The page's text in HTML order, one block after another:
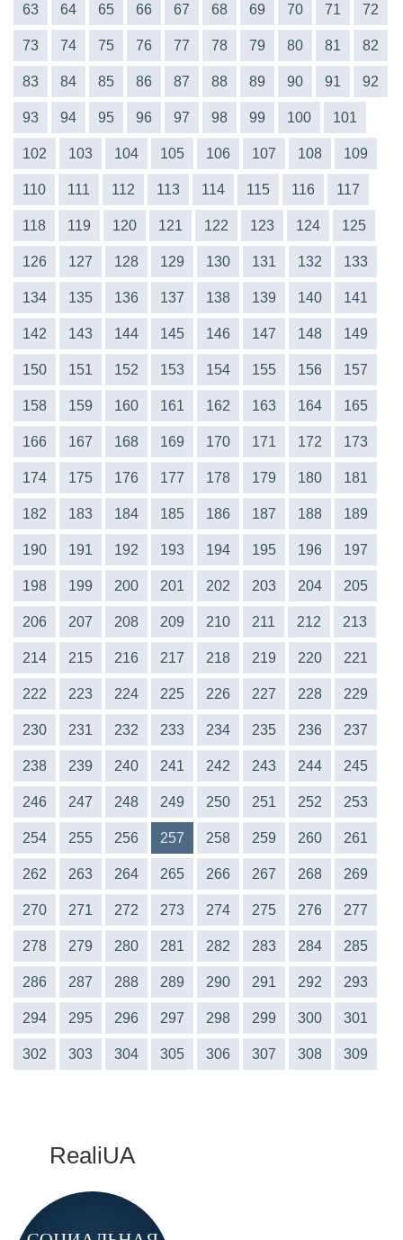
63 64 65 66 67 68 69 70 71 72
73 74 75 76 77 78 79 80 81 82
83 84 85 86 87 88 89 90 91 92
93 94 95 96 97 98 99 100 101
102 103 104 105 106 107 108 109
110 111 112 113 114 115 116 117
118 119 120 121 122 123 124 125
126 127 128 129 130 131 132 133
134 135 136 137 138 139 140 141
142 143 144 145 146 147 148 149
150 151 152 153 154 155 156 157
158 159 160 161 162 163 164 165
166 167 168 169 170 171 172 173
174 175 176 177 178 179 180 181
182 183 184 185 186 187 188 189
190 191 192 193 194 195 196 197
198 199 200 201 202 203 204 205
206 207 208 209 210 211 212 213
214 215 216 217 218 219 220 221
222 223 224 225 226 227 228 229
230 231 232 233 234 235 236 237
238 239 240 241 242 243 244 245
246 247 248 249 250 251 252 253
254 255 256 257 258 259 260 261
262 263 264 265 266 267 268 269
270 271 272 273 274 275 276 277
278 279 280 281 282 283 284 285
286 287 288 289 290 291 292 293
294 295 296 297 298 299 300 301
302 303 304 305 306 307 308 309
RealiUA